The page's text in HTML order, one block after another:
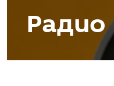
Радио